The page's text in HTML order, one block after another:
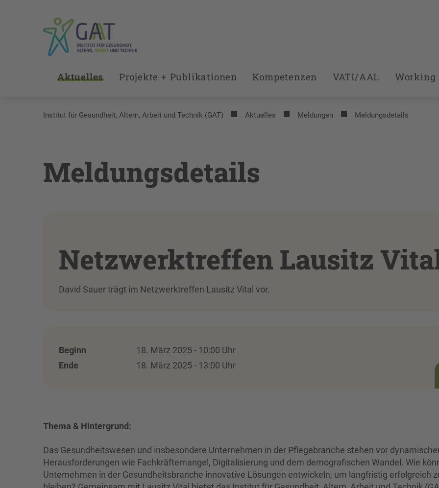
Aktuelles Projekte + Publikationen Kompetenzen VATI/AAL Working
Institut für Gesundheit, Altern, Arbeit und Technik (GAT) Aktuelles Meldungen Meldungsdetails
Meldungsdetails
Netzwerktreffen Lausitz
David Sauer trägt im Netzwerktreffen Lausitz Vital vor.
Beginn
18. März 2025 - 10:00 Uhr
Ende
18. März 2025 - 13:00 Uhr
Thema & Hintergrund:
Das Gesundheitswesen und insbesondere Unternehmen in der Pflegebranche stehen vor
Herausforderungen wie Fachkräftemangel, Digitalisierung und dem demografischen Wandel. Wie
Unternehmen in der Gesundheitsbranche innovative Lösungen entwickeln, um langfristig erfolgreich